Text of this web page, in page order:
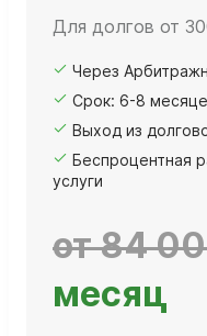
Для долгов от
Через
Срок: 6-8
Выход из
Беспроцентная
услуги
от 84
месяц